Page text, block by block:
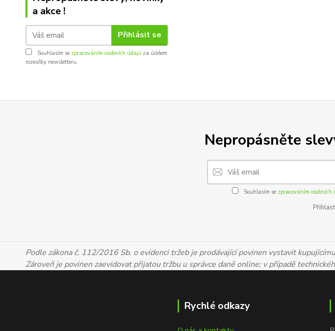
a akce !
Přihlásit se
Souhlasím se zpracováním osobních údajů za účelem
rozesílky newsletteru.
Nepropásněte
Souhlasím se zpracováním osobních
Podle zákona č. 112/2016 Sb. o evidenci tržeb je prodávající povinen vystavit
Zároveň je povinen zaevidovat přijatou tržbu u správce daně online; v případě
Rychlé odkazy